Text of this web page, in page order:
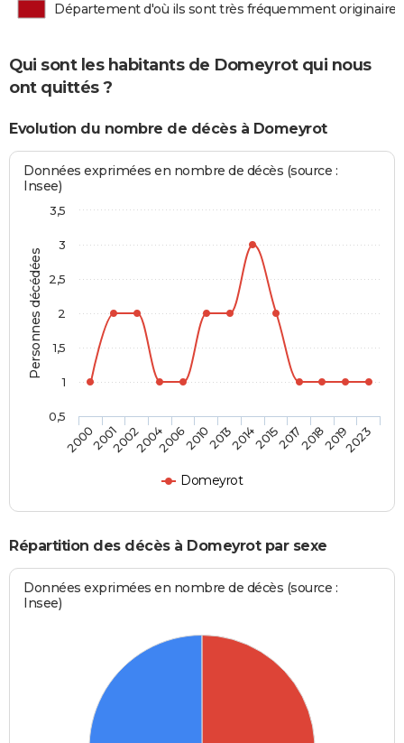
Département d'où ils sont très fréquemment originaires
Qui sont les habitants de Domeyrot qui nous
ont quittés ?
Evolution du nombre de décès à Domeyrot
Personnes décédées
Données exprimées en nombre de décès (source :
Insee)
Domeyrot
2000200120022004200620102013201420152017201820192023
0,5
1
1,5
2
2,5
3
3,5
Répartition des décès à Domeyrot par sexe
Données exprimées en nombre de décès (source :
Insee)